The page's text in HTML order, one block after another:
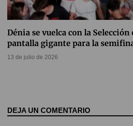
Dénia se vuelca con la
pantalla gigante para la
13 de julio de 2026
DEJA UN COMENTARIO